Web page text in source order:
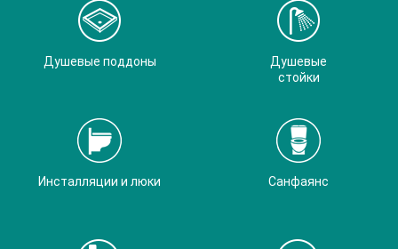
Душевые поддоны
Душевые
стойки
Инсталляции и люки Санфаянс